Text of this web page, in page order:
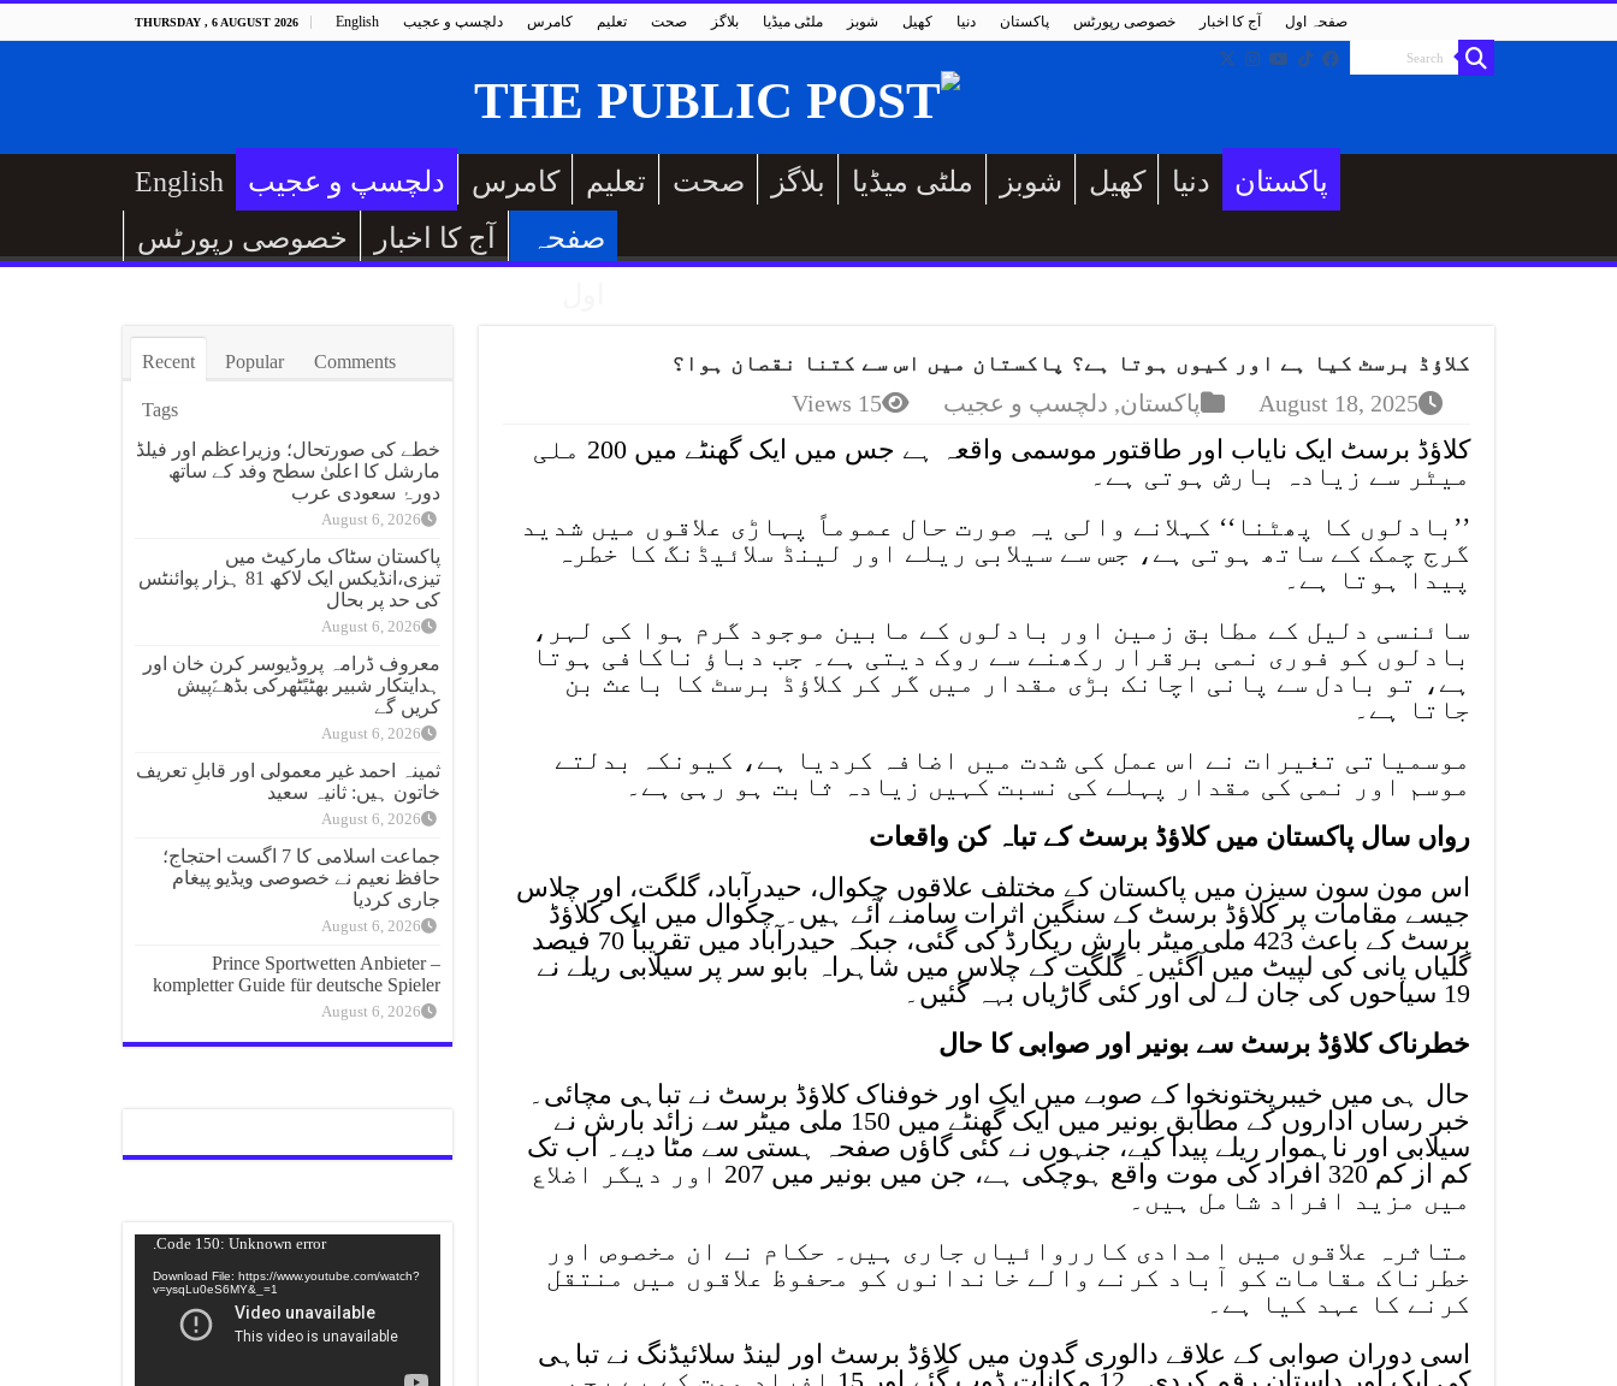
THURSDAY , 6 AUGUST 2026 English دلچسپ و عجیب کامرس تعلیم صحت بلاگز ملٹی میڈیا شوبز کھیل دنیا پاکستان خصوصی رپورٹس آج کا اخبار صفحہ اول
English دلچسپ و عجیب کامرس تعلیم صحت بلاگز ملٹی میڈیا شوبز کھیل دنیا
پاکستان
خصوصی رپورٹس
آج کا اخبار
صفحہ
کلاؤڈ برسٹ کیا ہے اور کیوں ہوتا ہے؟ پاکستان میں اس سے کتنا نقصان ہوا؟
August 18, 2025 پاکستان, دلچسپ و عجیب 15 Views
کلاؤڈ برسٹ ایک نایاب اور طاقتور موسمی واقعہ ہے جس میں ایک گھنٹے میں 200 ملی
میٹر سے زیادہ بارش ہوتی ہے۔
’’بادلوں کا پھٹنا‘‘ کہلانے والی یہ صورت حال عموماً پہاڑی علاقوں میں شدید
گرج چمک کے ساتھ ہوتی ہے، جس سے سیلابی ریلے اور لینڈ سلائیڈنگ کا خطرہ
پیدا ہوتا ہے۔
سائنسی دلیل کے مطابق زمین اور بادلوں کے مابین موجود گرم ہوا کی لہر،
بادلوں کو فوری نمی برقرار رکھنے سے روک دیتی ہے۔ جب دباؤ ناکافی ہوتا
ہے، تو بادل سے پانی اچانک بڑی مقدار میں گر کر کلاؤڈ برسٹ کا باعث بن
جاتا ہے۔
موسمیاتی تغیرات نے اس عمل کی شدت میں اضافہ کردیا ہے، کیونکہ بدلتے
موسم اور نمی کی مقدار پہلے کی نسبت کہیں زیادہ ثابت ہو رہی ہے۔
رواں سال پاکستان میں کلاؤڈ برسٹ کے تباہ کن واقعات
اس مون سون سیزن میں پاکستان کے مختلف علاقوں چکوال، حیدرآباد، گلگت، اور چلاس
جیسے مقامات پر کلاؤڈ برسٹ کے سنگین اثرات سامنے آئے ہیں۔ چکوال میں ایک کلاؤڈ
برسٹ کے باعث 423 ملی میٹر بارش ریکارڈ کی گئی، جبکہ حیدرآباد میں تقریباً 70 فیصد
گلیاں پانی کی لپیٹ میں آگئیں۔ گلگت کے چلاس میں شاہراہ بابو سر پر سیلابی ریلے نے
19 سیاحوں کی جان لے لی اور کئی گاڑیاں بہہ گئیں۔
خطرناک کلاؤڈ برسٹ سے بونیر اور صوابی کا حال
حال ہی میں خیبرپختونخوا کے صوبے میں ایک اور خوفناک کلاؤڈ برسٹ نے تباہی مچائی۔
خبر رساں اداروں کے مطابق بونیر میں ایک گھنٹے میں 150 ملی میٹر سے زائد بارش نے
سیلابی اور ناہموار ریلے پیدا کیے، جنہوں نے کئی گاؤں صفحہ ہستی سے مٹا دیے۔ اب تک
کم از کم 320 افراد کی موت واقع ہوچکی ہے، جن میں بونیر میں 207 اور دیگر اضلاع
میں مزید افراد شامل ہیں۔
متاثرہ علاقوں میں امدادی کارروائیاں جاری ہیں۔ حکام نے ان مخصوص اور
خطرناک مقامات کو آباد کرنے والے خاندانوں کو محفوظ علاقوں میں منتقل
کرنے کا عہد کیا ہے۔
اسی دوران صوابی کے علاقے دالوری گدون میں کلاؤڈ برسٹ اور لینڈ سلائیڈنگ نے تباہی
Recent Popular Comments
Tags
خطے کی صورتحال؛ وزیراعظم اور فیلڈ
مارشل کا اعلیٰ سطح وفد کے ساتھ
دورۂ سعودی عرب
August 6, 2026
پاکستان سٹاک مارکیٹ میں
تیزی،انڈیکس ایک لاکھ 81 ہزار پوائنٹس
کی حد پر بحال
August 6, 2026
معروف ڈرامہ پروڈیوسر کرن خان اور
ہدایتکار شبیر بھٹیًٹھرکی بڈھےًپیش
کریں گے
August 6, 2026
ثمینہ احمد غیر معمولی اور قابلِ تعریف
خاتون ہیں: ثانیہ سعید
August 6, 2026
جماعت اسلامی کا 7 اگست احتجاج؛
حافظ نعیم نے خصوصی ویڈیو پیغام
جاری کردیا
August 6, 2026
Prince Sportwetten Anbieter –
kompletter Guide für deutsche Spieler
August 6, 2026
Code 150: Unknown error.
Download File: https://www.youtube.com/watch?
v=ysqLu0eS6MY&_=1